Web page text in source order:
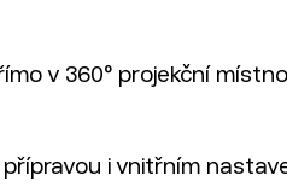
v 360° projekční
i vnitřním